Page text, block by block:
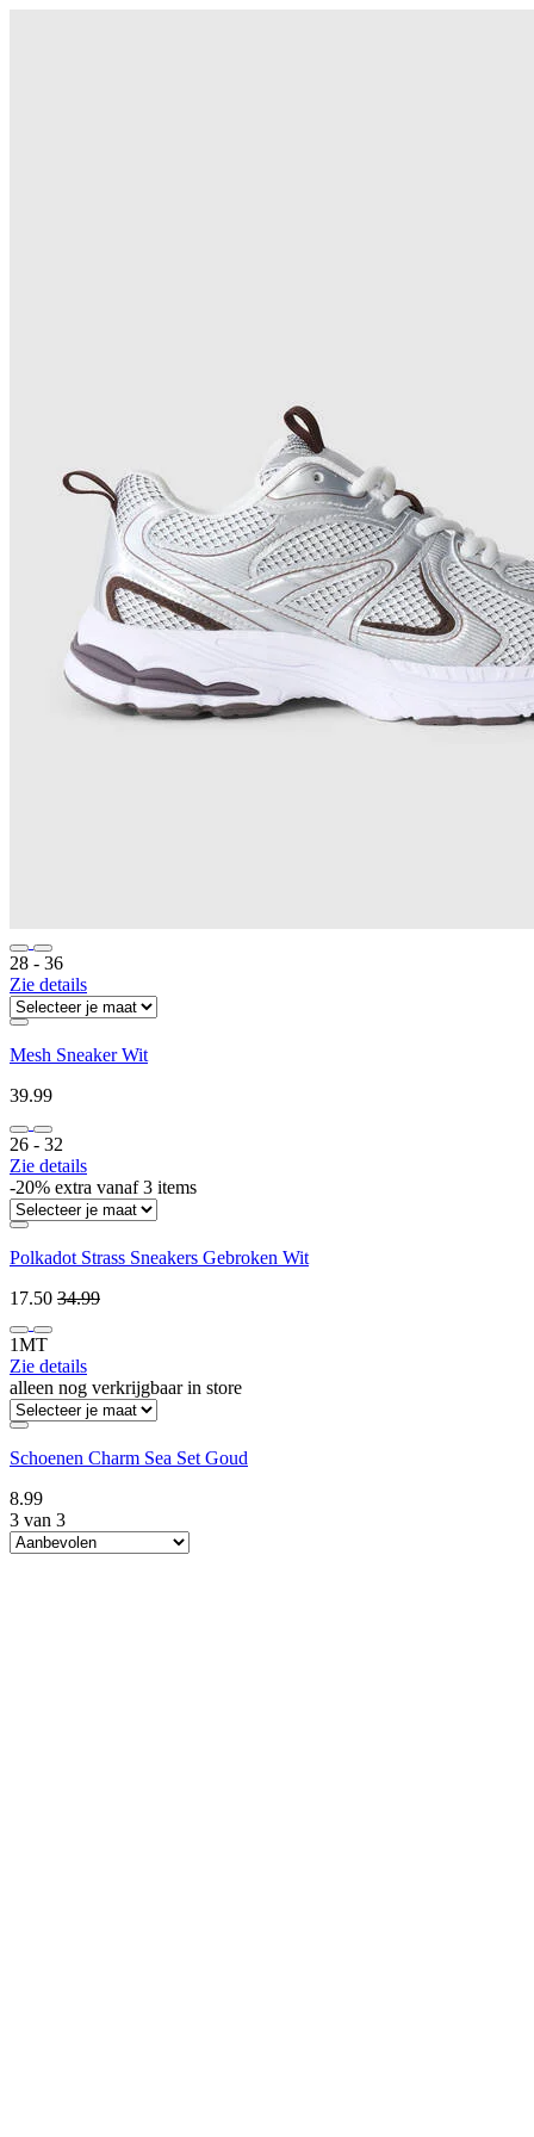
28 ‐ 36
Zie details
Mesh Sneaker Wit
39.99
26 ‐ 32
Zie details
-20% extra vanaf 3 items
Polkadot Strass Sneakers Gebroken Wit
17.50 34.99
1MT
Zie details
alleen nog verkrijgbaar in store
Schoenen Charm Sea Set Goud
8.99
3 van 3